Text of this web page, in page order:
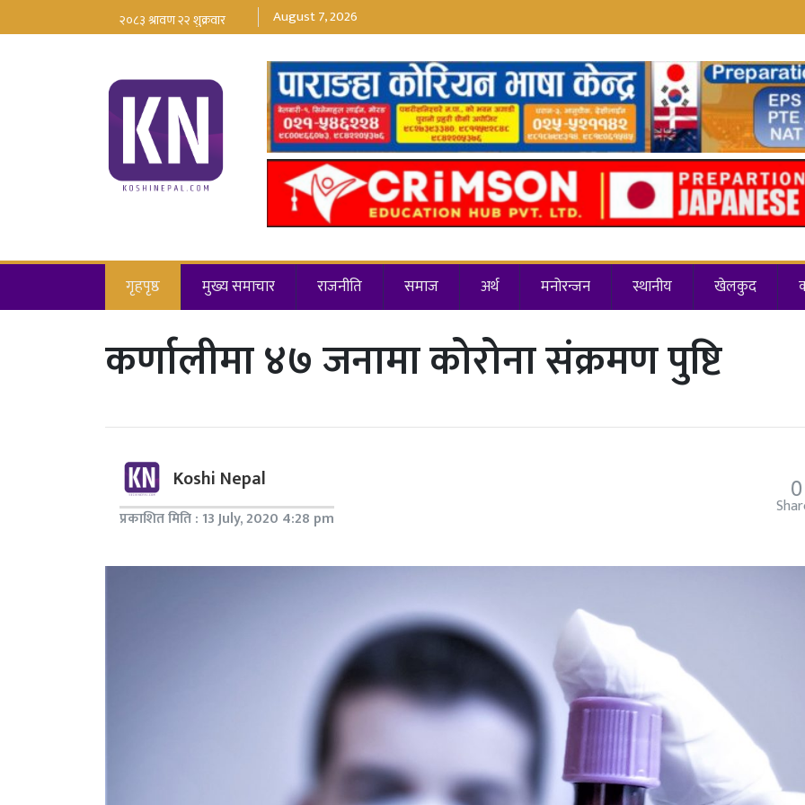
August 7, 2026
गृहपृष्ठ मुख्य समाचार राजनीति समाज अर्थ मनोरन्जन स्थानीय खेलकुद
कर्णालीमा ४७ जनामा कोरोना संक्रमण पुष्टि
Koshi Nepal
प्रकाशित मिति : 13 July, 2020 4:28 pm
0